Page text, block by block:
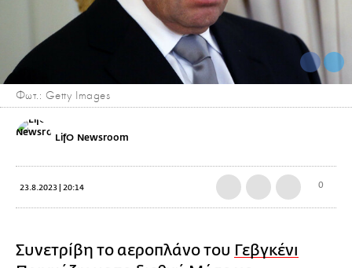
Φωτ.: Getty Images
LifO Newsroom
23.8.2023 | 20:14 0
Συνετρίβη το αεροπλάνο του Γεβγκένι